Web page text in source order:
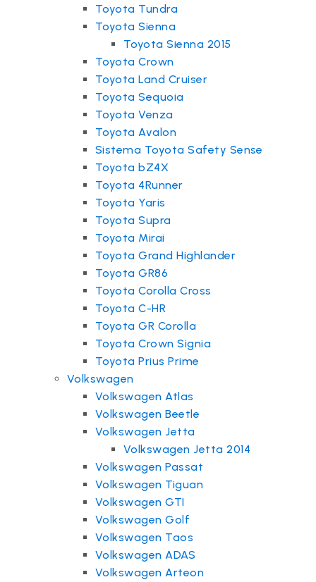
Toyota Tundra
Toyota Sienna
Toyota Sienna 2015
Toyota Crown
Toyota Land Cruiser
Toyota Sequoia
Toyota Venza
Toyota Avalon
Sistema Toyota Safety Sense
Toyota bZ4X
Toyota 4Runner
Toyota Yaris
Toyota Supra
Toyota Mirai
Toyota Grand Highlander
Toyota GR86
Toyota Corolla Cross
Toyota C-HR
Toyota GR Corolla
Toyota Crown Signia
Toyota Prius Prime
Volkswagen
Volkswagen Atlas
Volkswagen Beetle
Volkswagen Jetta
Volkswagen Jetta 2014
Volkswagen Passat
Volkswagen Tiguan
Volkswagen GTI
Volkswagen Golf
Volkswagen Taos
Volkswagen ADAS
Volkswagen Arteon